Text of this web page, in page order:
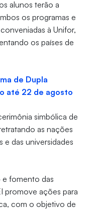
alunos terão a
os programas e
à Unifor,
os países de
de Dupla
até 22 de agosto
simbólica de
as nações
e das universidades
e fomento das
promove ações para
com o objetivo de